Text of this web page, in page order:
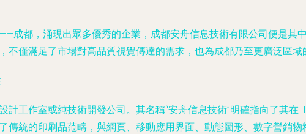
成都，涌現出眾多優秀的企業，成都安舟信息技術有限公司便是其
不僅滿足了市場對高品質視覺傳達的需求，也為成都乃至更廣泛區域
計工作室或純技術開發公司。其名稱“安舟信息技術”明確指向了其
傳統的印刷品范疇，與網頁、移動應用界面、動態圖形、數字營銷